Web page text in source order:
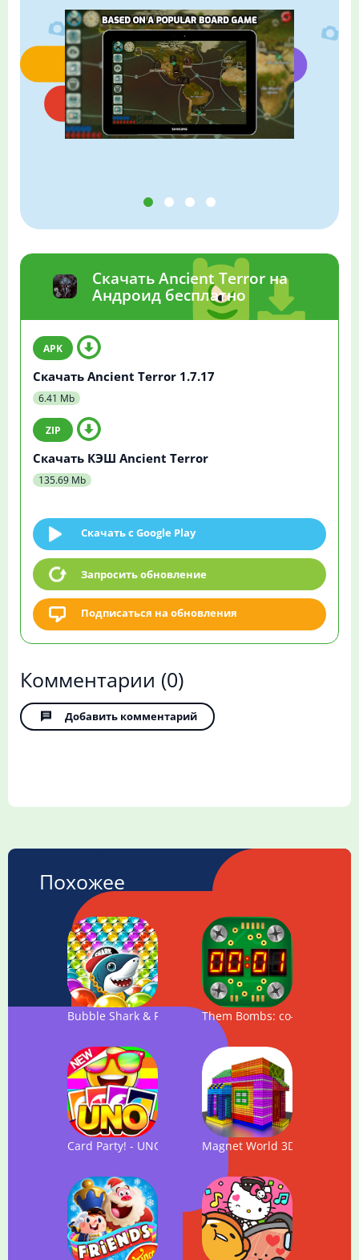
Скачать Ancient Terror на
Андроид бесплатно
Скачать Ancient Terror 1.7.17
6.41 Mb
Скачать КЭШ Ancient Terror
135.69 Mb
Скачать c Google Play
Запросить обновление
Подписаться на обновления
Комментарии (0)
Добавить комментарий
Похожее
Bubble Shark & Friends Them Bombs: co-op board
Card Party! - UNO with Friends Online, Card Games
Magnet World 3D - Build by